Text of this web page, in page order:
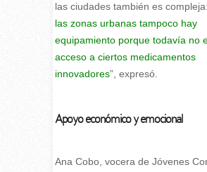
las ciudades también es
las zonas urbanas tampoco hay
equipamiento porque todavía no
acceso a ciertos medicamentos
innovadores”, expresó.
Apoyo económico y emocional
Ana Cobo, vocera de Jóvenes